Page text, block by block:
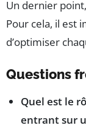
Un dernier
Pour cela, il est
d’optimiser
Questions
Quel est le
entrant sur